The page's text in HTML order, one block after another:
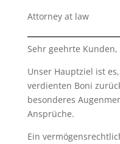
Attorney at law
Sehr geehrte Kunden,
Unser Hauptziel ist
verdienten Boni
besonderes
Ansprüche.
Ein